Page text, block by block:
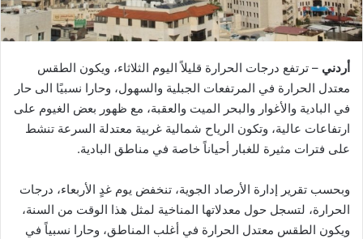
أردني – ترتفع درجات الحرارة قليلاً اليوم الثلاثاء، ويكون الطقس
معتدل الحرارة في المرتفعات الجبلية والسهول، وحارا نسبيًا الى حار
في البادية والأغوار والبحر الميت والعقبة، مع ظهور بعض الغيوم على
ارتفاعات عالية، وتكون الرياح شمالية غربية معتدلة السرعة تنشط
على فترات مثيرة للغبار أحياناً خاصة في مناطق البادية.
وبحسب تقرير إدارة الأرصاد الجوية، تنخفض يوم غدٍ الأربعاء، درجات
الحرارة، لتسجل حول معدلاتها المناخية لمثل هذا الوقت من السنة،
ويكون الطقس معتدل الحرارة في أغلب المناطق، وحارا نسبياً في